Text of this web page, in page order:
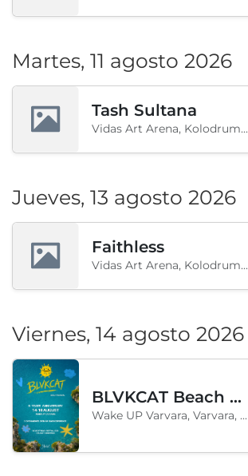
Martes, 11 agosto 2026
Tash Sultana
Vidas Art Arena, Kolodrum, Borisova gradina, Sofía, BG
Jueves, 13 agosto 2026
Faithless
Vidas Art Arena, Kolodrum, Borisova gradina, Sofía, BG
Viernes, 14 agosto 2026
BLVKCAT Beach Festival 2026, Wake up Varvara
Wake UP Varvara, Varvara, BG